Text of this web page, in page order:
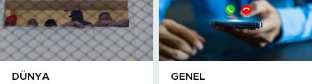
DÜNYA GENEL